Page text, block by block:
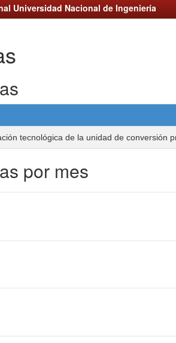
Universidad Nacional de Ingeniería
tecnológica de la unidad de conversión
por mes